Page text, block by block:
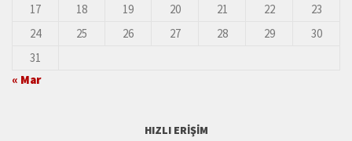
17
18 19 20 21 22
23
24
25 26 27 28 29
30
31
« Mar
HIZLI ERIŞIM